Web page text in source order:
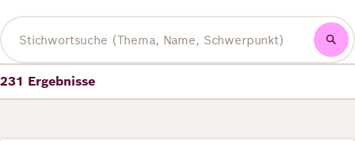
Academy
Fellowship
231 Ergebnisse